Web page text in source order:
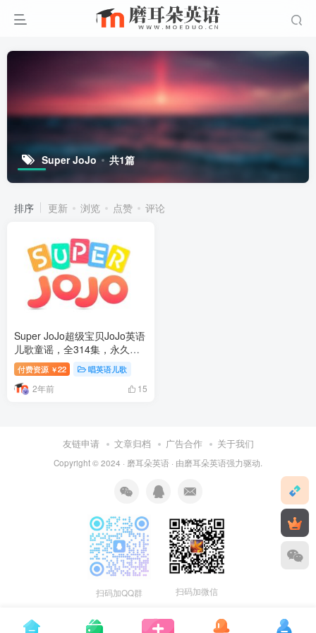
Super JoJo 共1篇
排序 更新 浏览 点赞 评论
Super JoJo超级宝贝JoJo英语
儿歌童谣，全314集，永久免
费更新，1080P高清视频带英
文字幕，百度网盘下载
付费资源 ￥22 唱英语儿歌
2年前 15
友链申请 文章归档 广告合作 关于我们
Copyright © 2024 · 磨耳朵英语 · 由磨耳朵英语强力驱动.
扫码加QQ群 扫码加微信